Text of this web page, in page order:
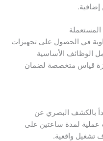
في الحصول على تجهيزات
الوظائف الأساسية
قياس متخصصة لضمان
بالكشف البصري عن
عملية لمدة ساعتين على
تشغيل واقعية.